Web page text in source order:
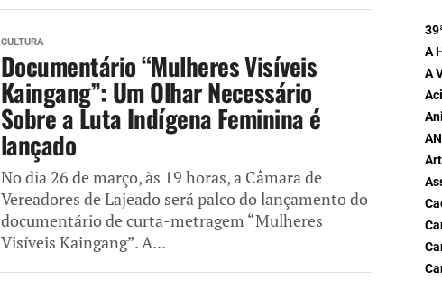
CULTURA
Documentário “Mulheres Visíveis
Kaingang”: Um Olhar Necessário
Sobre a Luta Indígena Feminina é
lançado
No dia 26 de março, às 19 horas, a Câmara de
Vereadores de Lajeado será palco do lançamento do
documentário de curta-metragem “Mulheres
Visíveis Kaingang”. A...
A
A